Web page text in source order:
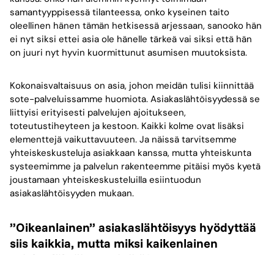
samantyyppisessä tilanteessa, onko kyseinen taito
oleellinen hänen tämän hetkisessä arjessaan, sanooko hän
ei nyt siksi ettei asia ole hänelle tärkeä vai siksi että hän
on juuri nyt hyvin kuormittunut asumisen muutoksista.
Kokonaisvaltaisuus on asia, johon meidän tulisi kiinnittää
sote-palveluissamme huomiota. Asiakaslähtöisyydessä se
liittyisi erityisesti palvelujen ajoitukseen,
toteutustiheyteen ja kestoon. Kaikki kolme ovat lisäksi
elementtejä vaikuttavuuteen. Ja näissä tarvitsemme
yhteiskeskusteluja asiakkaan kanssa, mutta yhteiskunta
systeemimme ja palvelun rakenteemme pitäisi myös kyetä
joustamaan yhteiskeskusteluilla esiintuodun
asiakaslähtöisyyden mukaan.
”Oikeanlainen” asiakaslähtöisyys hyödyttää
siis kaikkia, mutta miksi kaikenlainen